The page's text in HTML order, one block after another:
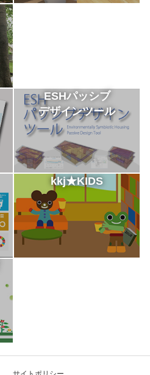
ESHパッシブ
デザインツール
kkj★KIDS